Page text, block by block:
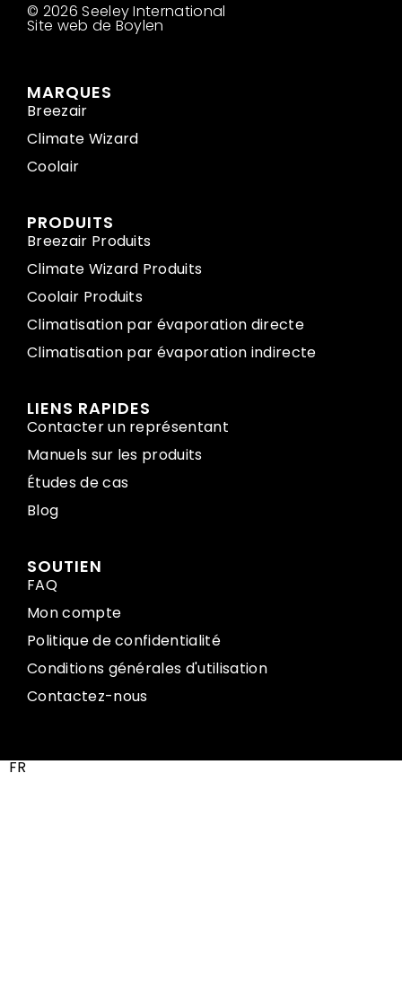
© 2026 Seeley International
Site web de Boylen
MARQUES
Breezair
Climate Wizard
Coolair
PRODUITS
Breezair Produits
Climate Wizard Produits
Coolair Produits
Climatisation par évaporation directe
Climatisation par évaporation indirecte
LIENS RAPIDES
Contacter un représentant
Manuels sur les produits
Études de cas
Blog
SOUTIEN
FAQ
Mon compte
Politique de confidentialité
Conditions générales d'utilisation
Contactez-nous
FR